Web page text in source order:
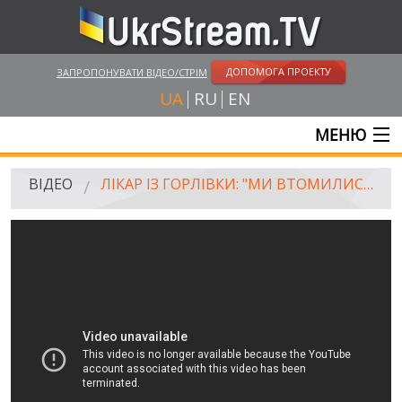
ЗАПРОПОНУВАТИ ВІДЕО/СТРІМ ДОПОМОГА ПРОЕКТУ
UA RU EN
МЕНЮ
ГОЛОВНА
АМАТОРСЬКЕ ВІДЕО
ХУДОЖНІ ТА ДОКУМЕНТАЛЬНІ ПРОЕКТИ
ВІДЕО ЛІКАР ІЗ ГОРЛІВКИ: "МИ ВТОМИЛИСЯ ВІД СТРАХУ, ВТОМИЛИСЯ ЛЯКАТИСЯ СМЕРТЕЙ НАВКОЛО"